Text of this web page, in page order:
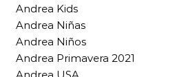
Andrea Kids
Andrea Niñas
Andrea Niños
Andrea Primavera 2021